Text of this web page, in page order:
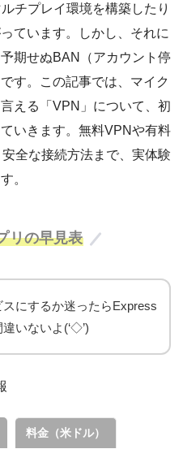
チプレイ環境を構築したり
ています。しかし、それに
期せぬBAN（アカウント停
す。この記事では、マイク
える「VPN」について、初
いきます。無料VPNや有料
全な接続方法まで、実体験
。
リの早見表
スにするか迷ったらExpress
いないよ(‘◇’)ゞ
料金（米ドル）